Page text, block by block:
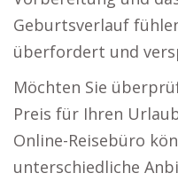
Geburtsverlauf
überfordert und
Möchten Sie
Preis für Ihren
Online-Reisebüro
unterschiedliche